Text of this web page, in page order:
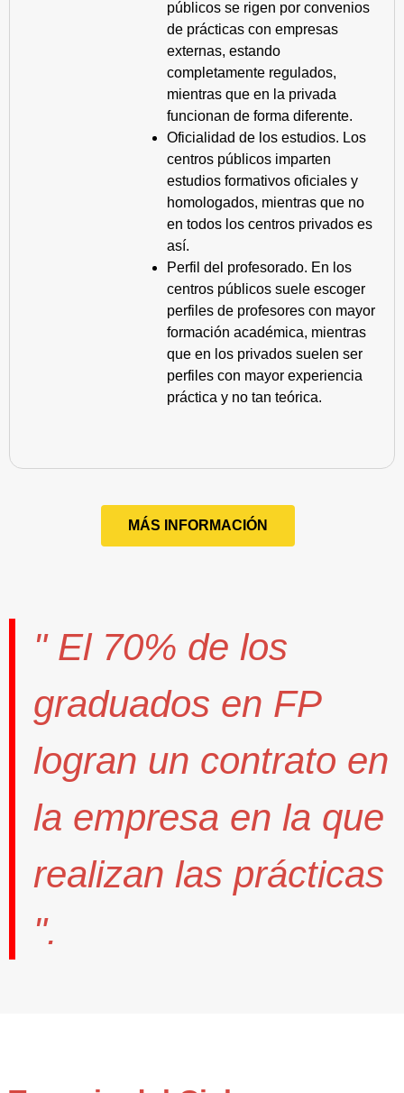
públicos se rigen por convenios
de prácticas con empresas
externas, estando
completamente regulados,
mientras que en la privada
funcionan de forma diferente.
Oficialidad de los estudios. Los
centros públicos imparten
estudios formativos oficiales y
homologados, mientras que no
en todos los centros privados es
así.
Perfil del profesorado. En los
centros públicos suele escoger
perfiles de profesores con mayor
formación académica, mientras
que en los privados suelen ser
perfiles con mayor experiencia
práctica y no tan teórica.
MÁS INFORMACIÓN
" El 70% de los
graduados en FP
logran un contrato en
la empresa en la que
realizan las prácticas
".